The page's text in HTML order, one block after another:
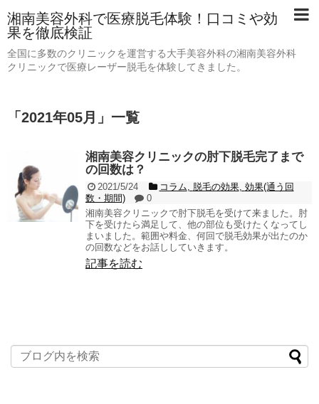
湘南美容外科で医療脱毛体験！口コミや効
果を徹底検証
全国に多数のクリニックを運営する大手美容外科の湘南美容外科
クリニックで医療レーザー脱毛を体験してきました。
「 2021年05月 」 一覧
湘南美容クリニックの肘下脱毛完了まで
の回数は？
2021/5/24 コラム 脱毛の効果, 効果(通う回
数・期間)
0
湘南美容クリニックで肘下脱毛を受けて来ました。肘
下を受けたら満足して、他の部位も受けたくなってし
まいました。範囲や料金、何回で脱毛効果が出たのか
の回数などをお話ししていきます。
記事を読む